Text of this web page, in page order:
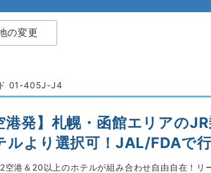
の変更
01-405J-J4
港発】札幌・函館エリアの
ルより選択可！JAL/FDAで
空港＆20以上のホテルが組み合わせ自由自在！リ